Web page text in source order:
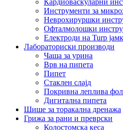
Инструменти за
Неврохируршки
Офталмолошки
Електроди на Turp
Лабораториски производи
Чаша за урина
Врв на пипета
Пипет
Стаклен слајд
Покривна леплива
Дигитална пипета
Шише за торакална дренажа
Грижа за рани и преврски
Колостомска кеса